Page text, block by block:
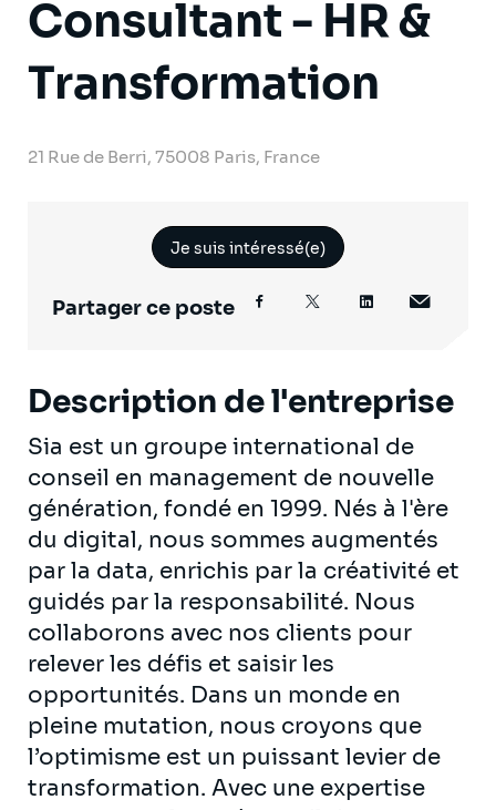
Consultant - HR &
Transformation
21 Rue de Berri, 75008 Paris, France
Je suis intéressé(e)
Partager ce poste
Description de l'entreprise
Sia est un groupe international de
conseil en management de nouvelle
génération, fondé en 1999. Nés à l'ère
du digital, nous sommes augmentés
par la data, enrichis par la créativité et
guidés par la responsabilité. Nous
collaborons avec nos clients pour
relever les défis et saisir les
opportunités. Dans un monde en
pleine mutation, nous croyons que
l’optimisme est un puissant levier de
transformation. Avec une expertise